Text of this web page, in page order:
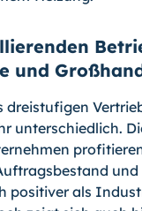
und
dreistufigen
unterschiedlich.
und
positiver als